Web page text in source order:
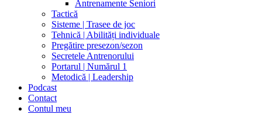
Antrenamente Seniori
Tactică
Sisteme | Trasee de joc
Tehnică | Abilități individuale
Pregătire presezon/sezon
Secretele Antrenorului
Portarul | Numărul 1
Metodică | Leadership
Podcast
Contact
Contul meu